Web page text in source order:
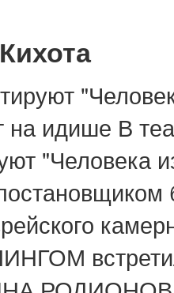
идише В
"Человека